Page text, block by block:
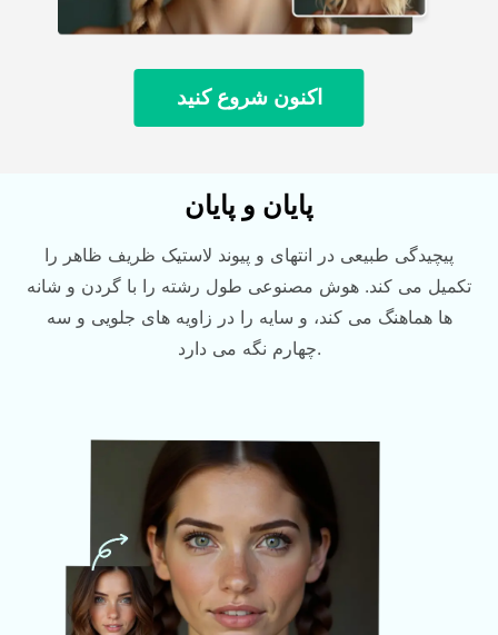
اکنون شروع کنید
پایان و پایان
پیچیدگی طبیعی در انتهای و پیوند لاستیک ظریف ظاهر را
تکمیل می کند. هوش مصنوعی طول رشته را با گردن و شانه
ها هماهنگ می کند، و سایه را در زاویه های جلویی و سه
چهارم نگه می دارد.